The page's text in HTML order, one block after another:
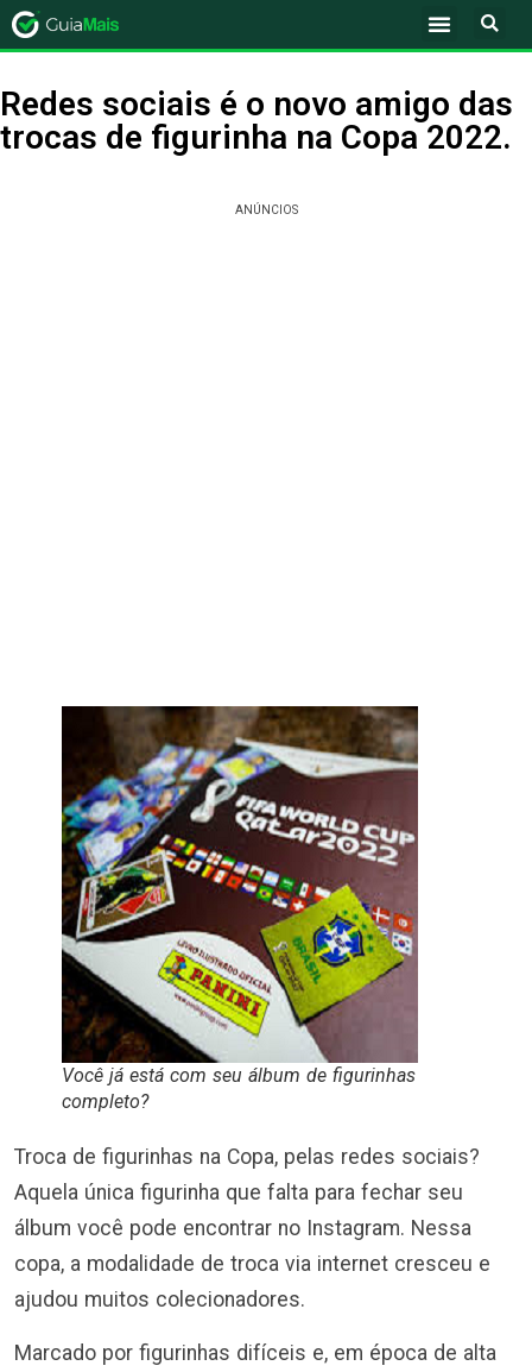
Redes sociais é o novo amigo das
trocas de figurinha na Copa 2022.
ANÚNCIOS
Você já está com seu álbum de figurinhas
completo?
Troca de figurinhas na Copa, pelas redes sociais?
Aquela única figurinha que falta para fechar seu
álbum você pode encontrar no Instagram. Nessa
copa, a modalidade de troca via internet cresceu e
ajudou muitos colecionadores.
Marcado por figurinhas difíceis e, em época de alta